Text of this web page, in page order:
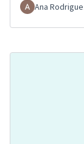
Ana